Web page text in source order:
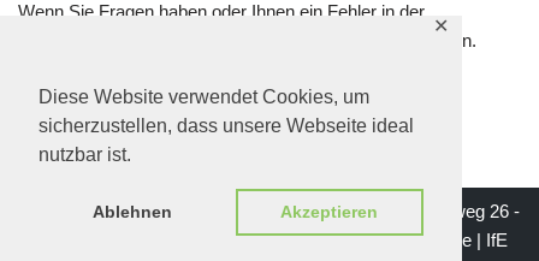
Diese Website verwendet Cookies, um
sicherzustellen, dass unsere Webseite ideal
nutzbar ist.
Ablehnen Akzeptieren
✕
Wenn Sie Fragen haben oder Ihnen ein Fehler in der
historischen Darstellung auffällt, kontaktieren Sie uns gern.
Impressum | Institut für Erziehungswissenschaft - Waldweg 26 -
37073 Göttingen | Mail: institutsgeschichte-ife@gwdg.de | IfE